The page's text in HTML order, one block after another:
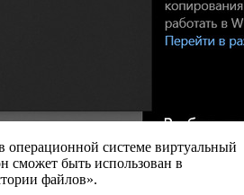
системе виртуальный
быть использован в
файлов».